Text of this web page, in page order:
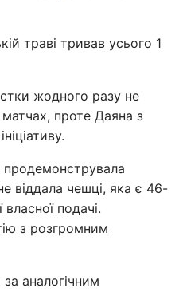
траві тривав усього 1
жодного разу не
матчах, проте Даяна з
віддала чешці, яка є 46-
подачі.
з розгромним
аналогічним